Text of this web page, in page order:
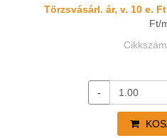
Törzsvásárl. ár, v. 10 e.
Ft/
-